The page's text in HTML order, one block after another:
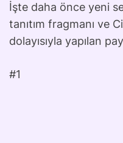
İşte daha önce yeni
tanıtım fragmanı ve
dolayısıyla yapılan
#1